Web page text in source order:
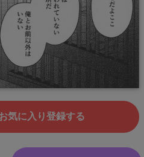
気に入り登録する